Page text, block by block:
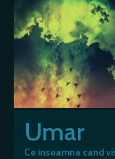
Umar
Ce inseamna cand